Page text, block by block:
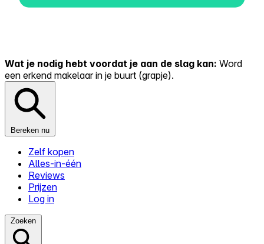
Wat je nodig hebt voordat je aan de slag kan: Word
een erkend makelaar in je buurt (grapje).
Bereken nu
Zelf kopen
Alles-in-één
Reviews
Prijzen
Log in
Zoeken